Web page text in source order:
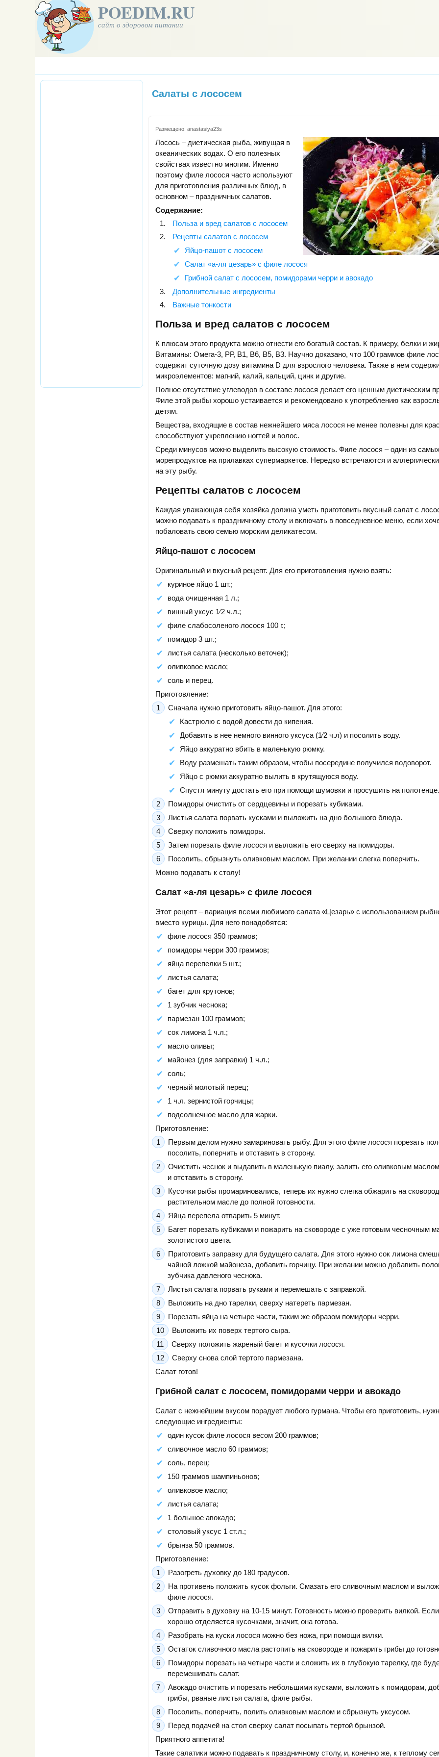
POEDIM.RU
сайт о здоровом питании
Салаты с лососем
Размещено: anastasiya23s
Лосось – диетическая рыба, живущая в
океанических водах. О его полезных
свойствах известно многим. Именно
поэтому филе лосося часто используют
для приготовления различных блюд, в
основном – праздничных салатов.
Содержание:
Польза и вред салатов с лососем
Рецепты салатов с лососем
Яйцо-пашот с лососем
Салат «а-ля цезарь» с филе лосося
Грибной салат с лососем, помидорами черри и авокадо
Дополнительные ингредиенты
Важные тонкости
Польза и вред салатов с лососем
К плюсам этого продукта можно отнести его богатый состав. К примеру, белки и
Витамины: Омега-3, РР, В1, В6, В5, В3. Научно доказано, что 100 граммов филе
содержит суточную дозу витамина D для взрослого человека. Также в нем
микроэлементов: магний, калий, кальций, цинк и другие.
Полное отсутствие углеводов в составе лосося делает его ценным диетическим
Филе этой рыбы хорошо устаивается и рекомендовано к употреблению как
детям.
Вещества, входящие в состав нежнейшего мяса лосося не менее полезны для
способствуют укреплению ногтей и волос.
Среди минусов можно выделить высокую стоимость. Филе лосося – один из
морепродуктов на прилавках супермаркетов. Нередко встречаются и
на эту рыбу.
Рецепты салатов с лососем
Каждая уважающая себя хозяйка должна уметь приготовить вкусный салат с
можно подавать к праздничному столу и включать в повседневное меню, если
побаловать свою семью морским деликатесом.
Яйцо-пашот с лососем
Оригинальный и вкусный рецепт. Для его приготовления нужно взять:
куриное яйцо 1 шт.;
вода очищенная 1 л.;
винный уксус 1⁄2 ч.л.;
филе слабосоленого лосося 100 г.;
помидор 3 шт.;
листья салата (несколько веточек);
оливковое масло;
соль и перец.
Приготовление:
Сначала нужно приготовить яйцо-пашот. Для этого:
Кастрюлю с водой довести до кипения.
Добавить в нее немного винного уксуса (1⁄2 ч.л) и посолить воду.
Яйцо аккуратно вбить в маленькую рюмку.
Воду размешать таким образом, чтобы посередине получился водоворот.
Яйцо с рюмки аккуратно вылить в крутящуюся воду.
Спустя минуту достать его при помощи шумовки и просушить на полотенце.
Помидоры очистить от сердцевины и порезать кубиками.
Листья салата порвать кусками и выложить на дно большого блюда.
Сверху положить помидоры.
Затем порезать филе лосося и выложить его сверху на помидоры.
Посолить, сбрызнуть оливковым маслом. При желании слегка поперчить.
Можно подавать к столу!
Салат «а-ля цезарь» с филе лосося
Этот рецепт – вариация всеми любимого салата «Цезарь» с использованием
вместо курицы. Для него понадобятся:
филе лосося 350 граммов;
помидоры черри 300 граммов;
яйца перепелки 5 шт.;
листья салата;
багет для крутонов;
1 зубчик чеснока;
пармезан 100 граммов;
сок лимона 1 ч.л.;
масло оливы;
майонез (для заправки) 1 ч.л.;
соль;
черный молотый перец;
1 ч.л. зернистой горчицы;
подсолнечное масло для жарки.
Приготовление:
Первым делом нужно замариновать рыбу. Для этого филе лосося порезать
посолить, поперчить и отставить в сторону.
Очистить чеснок и выдавить в маленькую пиалу, залить его оливковым
и отставить в сторону.
Кусочки рыбы промариновались, теперь их нужно слегка обжарить на
растительном масле до полной готовности.
Яйца перепела отварить 5 минут.
Багет порезать кубиками и пожарить на сковороде с уже готовым чесночным
золотистого цвета.
Приготовить заправку для будущего салата. Для этого нужно сок лимона
чайной ложкой майонеза, добавить горчицу. При желании можно добавить
зубчика давленого чеснока.
Листья салата порвать руками и перемешать с заправкой.
Выложить на дно тарелки, сверху натереть пармезан.
Порезать яйца на четыре части, таким же образом помидоры черри.
Выложить их поверх тертого сыра.
Сверху положить жареный багет и кусочки лосося.
Сверху снова слой тертого пармезана.
Салат готов!
Грибной салат с лососем, помидорами черри и авокадо
Салат с нежнейшим вкусом порадует любого гурмана. Чтобы его приготовить,
следующие ингредиенты:
один кусок филе лосося весом 200 граммов;
сливочное масло 60 граммов;
соль, перец;
150 граммов шампиньонов;
оливковое масло;
листья салата;
1 большое авокадо;
столовый уксус 1 ст.л.;
брынза 50 граммов.
Приготовление:
Разогреть духовку до 180 градусов.
На противень положить кусок фольги. Смазать его сливочным маслом и
филе лосося.
Отправить в духовку на 10-15 минут. Готовность можно проверить вилкой.
хорошо отделяется кусочками, значит, она готова.
Разобрать на куски лосося можно без ножа, при помощи вилки.
Остаток сливочного масла растопить на сковороде и пожарить грибы до
Помидоры порезать на четыре части и сложить их в глубокую тарелку, где
перемешивать салат.
Авокадо очистить и порезать небольшими кусками, выложить к помидорам,
грибы, рваные листья салата, филе рыбы.
Посолить, поперчить, полить оливковым маслом и сбрызнуть уксусом.
Перед подачей на стол сверху салат посыпать тертой брынзой.
Приятного аппетита!
Такие салатики можно подавать к праздничному столу, и, конечно же, к теплому